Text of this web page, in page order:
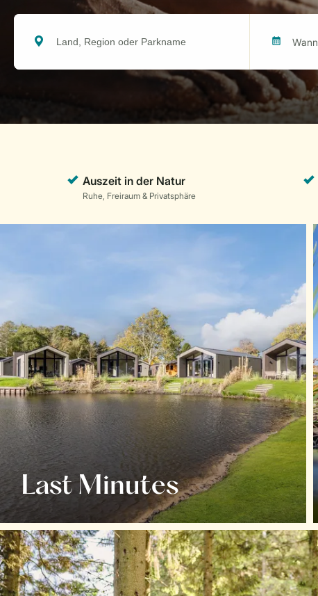
Last Minutes